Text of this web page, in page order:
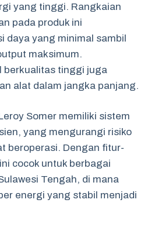
yang tinggi. Rangkaian
pada produk ini
daya yang minimal sambil
maksimum.
berkualitas tinggi juga
alat dalam jangka panjang.
Somer memiliki sistem
yang mengurangi risiko
beroperasi. Dengan fitur-
cocok untuk berbagai
Tengah, di mana
energi yang stabil menjadi